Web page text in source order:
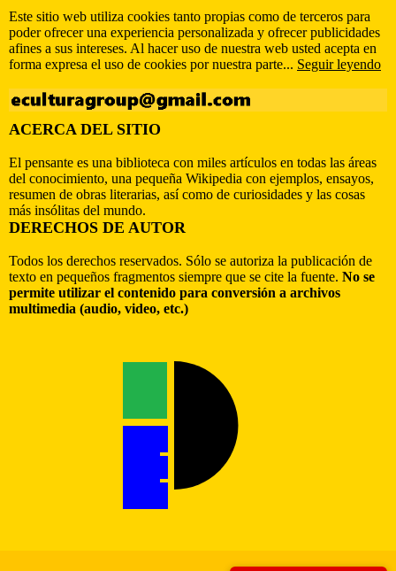
Este sitio web utiliza cookies tanto propias como de terceros para
poder ofrecer una experiencia personalizada y ofrecer publicidades
afines a sus intereses. Al hacer uso de nuestra web usted acepta en
forma expresa el uso de cookies por nuestra parte... Seguir leyendo
ACERCA DEL SITIO
El pensante es una biblioteca con miles artículos en todas las áreas
del conocimiento, una pequeña Wikipedia con ejemplos, ensayos,
resumen de obras literarias, así como de curiosidades y las cosas
más insólitas del mundo.
DERECHOS DE AUTOR
Todos los derechos reservados. Sólo se autoriza la publicación de
texto en pequeños fragmentos siempre que se cite la fuente. No se
permite utilizar el contenido para conversión a archivos
multimedia (audio, video, etc.)